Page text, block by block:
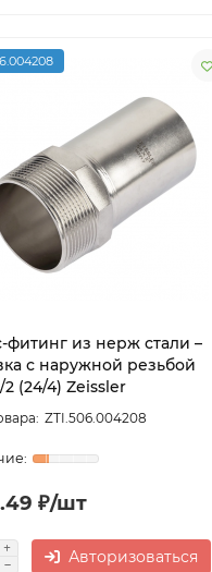
фитинг из нерж стали –
с наружной резьбой
2 (24/4) Zeissler
ZTI.506.004208
₽/шт
Авторизоваться